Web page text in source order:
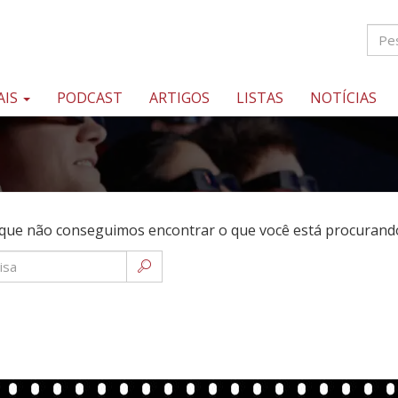
PODCAST ARTIGOS LISTAS NOTÍCIAS
não conseguimos encontrar o que você está